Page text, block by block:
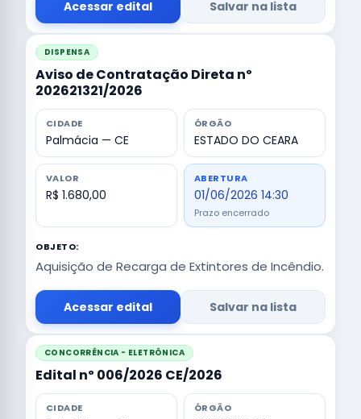
Acessar edital Salvar na lista
DISPENSA
Aviso de Contratação Direta nº
202621321/2026
CIDADE
Palmácia — CE
ÓRGÃO
ESTADO DO CEARA
VALOR
R$ 1.680,00
ABERTURA
01/06/2026 14:30
Prazo encerrado
OBJETO:
Aquisição de Recarga de Extintores de Incêndio.
Acessar edital Salvar na lista
CONCORRÊNCIA - ELETRÔNICA
Edital nº 006/2026 CE/2026
CIDADE ÓRGÃO